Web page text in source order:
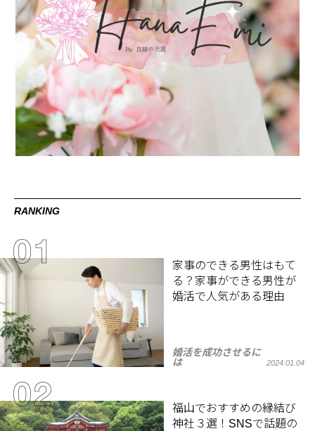
RANKING
家事のできる男性はもて
る？家事ができる男性が
婚活で人気がある理由
婚活を成功させるに
は
2024.01.04
福山でおすすめの縁結び
神社３選！SNSで話題の